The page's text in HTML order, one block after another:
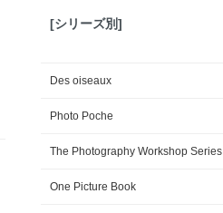
[シリーズ別]
Des oiseaux
Photo Poche
The Photography Workshop Series
One Picture Book